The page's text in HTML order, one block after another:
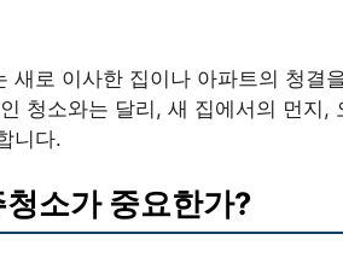
새로 이사한 집이나 아파트의 청결
청소와는 달리, 새 집에서의 먼지
니다.
소가 중요한가?